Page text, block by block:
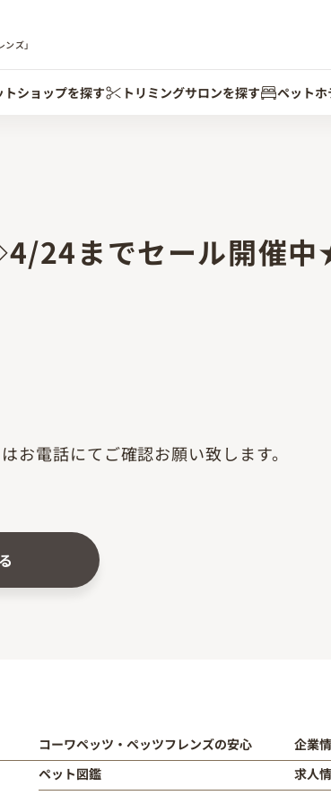
ズ」
トショップを探す トリミングサロンを探す ペットホ
24までセール開催
お電話にてご確認お願い致します。
コーワペッツ・ペッツフレンズの安心
ペット図鑑
企業
求人